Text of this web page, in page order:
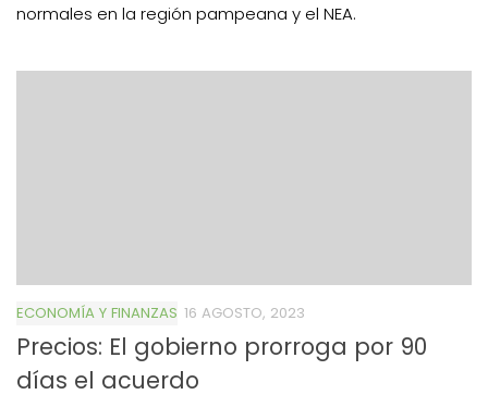
normales en la región pampeana y el NEA.
ECONOMÍA Y FINANZAS 16 AGOSTO, 2023
Precios: El gobierno prorroga por 90
días el acuerdo